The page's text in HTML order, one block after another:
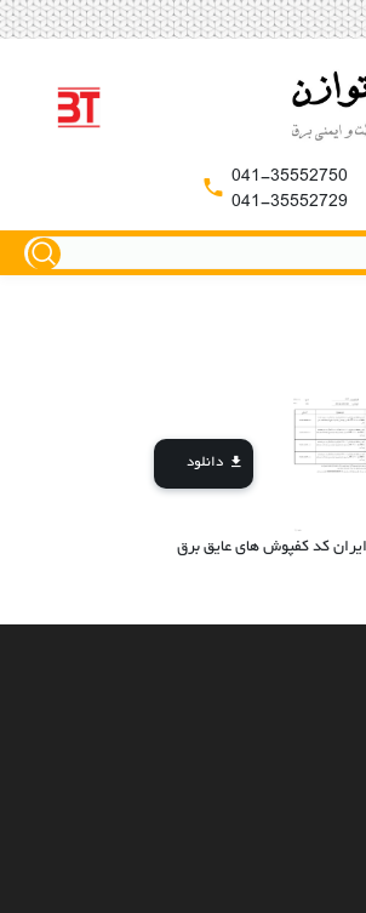
041-35552750
041-35552729
دانلود
ایران کد کفپوش های عایق برق